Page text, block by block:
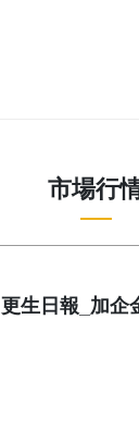
市場行
更生日報_加企